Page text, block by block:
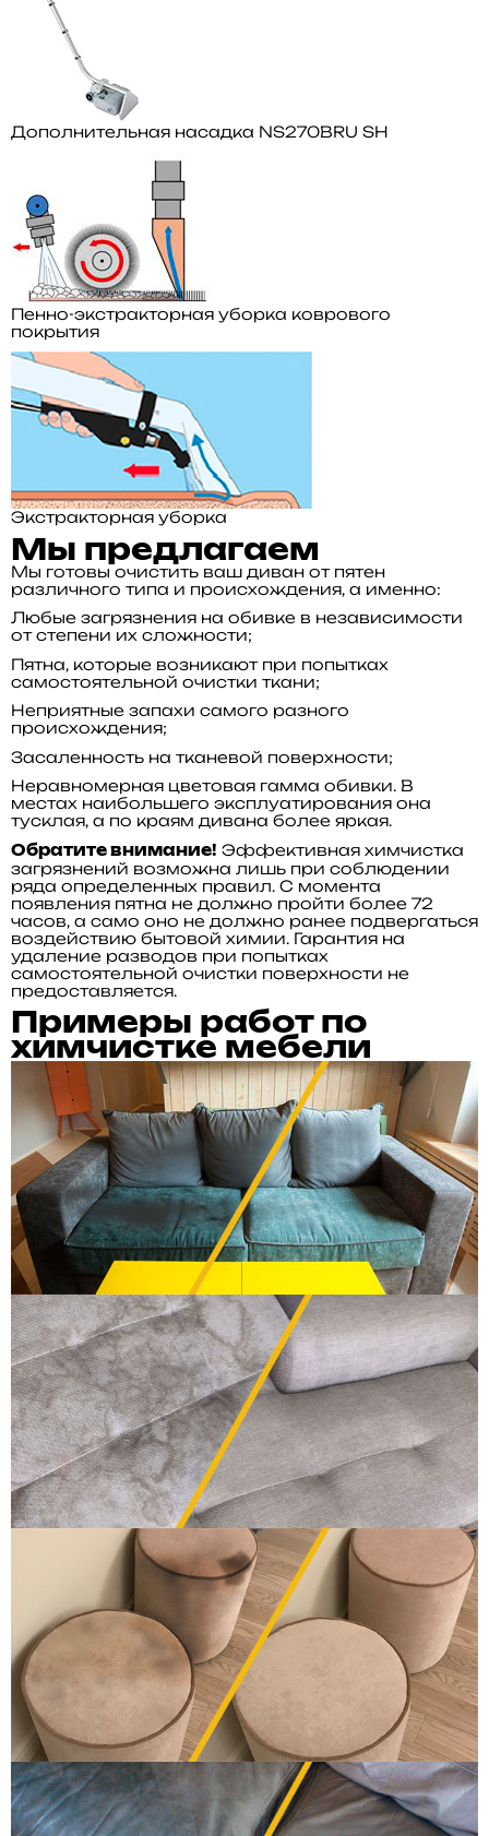
Дополнительная насадка NS270BRU SH
Пенно-экстракторная уборка коврового
покрытия
Экстракторная уборка
Мы предлагаем
Мы готовы очистить ваш диван от пятен
различного типа и происхождения, а именно:
Любые загрязнения на обивке в независимости
от степени их сложности;
Пятна, которые возникают при попытках
самостоятельной очистки ткани;
Неприятные запахи самого разного
происхождения;
Засаленность на тканевой поверхности;
Неравномерная цветовая гамма обивки. В
местах наибольшего эксплуатирования она
тусклая, а по краям дивана более яркая.
Обратите внимание! Эффективная химчистка
загрязнений возможна лишь при соблюдении
ряда определенных правил. С момента
появления пятна не должно пройти более 72
часов, а само оно не должно ранее подвергаться
воздействию бытовой химии. Гарантия на
удаление разводов при попытках
самостоятельной очистки поверхности не
предоставляется.
Примеры работ по
химчистке мебели